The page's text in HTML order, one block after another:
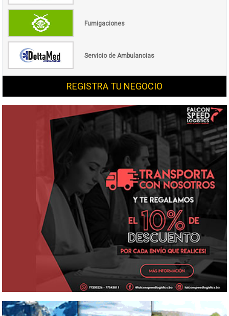
Fumigaciones
Servicio de Ambulancias
REGISTRA TU NEGOCIO